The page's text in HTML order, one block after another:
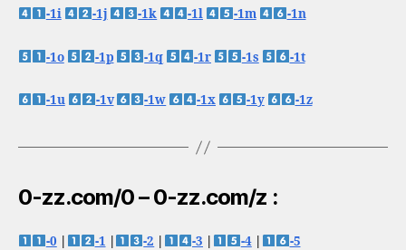
-1i -1j -1k -1l -1m -1n
-1o -1p -1q -1r -1s -1t
-1u -1v -1w -1x -1y -1z
0-zz.com/0 – 0-zz.com/z :
-0 -1 -2 -3 -4|
-5